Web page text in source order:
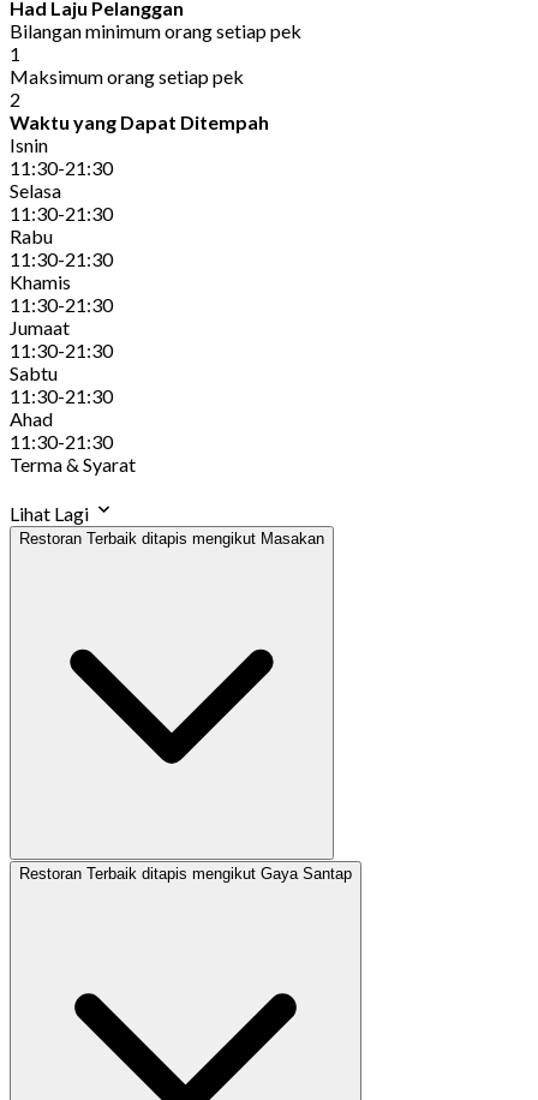
Had Laju Pelanggan
Bilangan minimum orang setiap pek
1
Maksimum orang setiap pek
2
Waktu yang Dapat Ditempah
Isnin
11:30-21:30
Selasa
11:30-21:30
Rabu
11:30-21:30
Khamis
11:30-21:30
Jumaat
11:30-21:30
Sabtu
11:30-21:30
Ahad
11:30-21:30
Terma & Syarat
Lihat Lagi
Restoran Terbaik ditapis mengikut Masakan
Restoran Terbaik ditapis mengikut Gaya Santap